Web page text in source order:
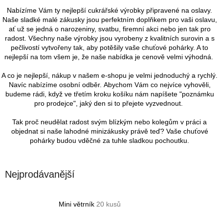
Nabízíme Vám ty nejlepší cukrářské výrobky připravené na oslavy.
Naše sladké malé zákusky jsou perfektním doplňkem pro vaši oslavu,
ať už se jedná o narozeniny, svatbu, firemní akci nebo jen tak pro
radost. Všechny naše výrobky jsou vyrobeny z kvalitních surovin a s
pečlivostí vytvořeny tak, aby potěšily vaše chuťové pohárky. A to
nejlepší na tom všem je, že naše nabídka je cenově velmi výhodná.
A co je nejlepší, nákup v našem e-shopu je velmi jednoduchý a rychlý.
Navíc nabízíme osobní odběr. Abychom Vám co nejvíce vyhověli,
budeme rádi, když ve třetím kroku košíku nám napíšete "poznámku
pro prodejce", jaký den si to přejete vyzvednout.
Tak proč neudělat radost svým blízkým nebo kolegům v práci a
objednat si naše lahodné minizákusky právě teď? Vaše chuťové
pohárky budou vděčné za tuhle sladkou pochoutku.
Nejprodávanější
Mini větrník 20 kusů